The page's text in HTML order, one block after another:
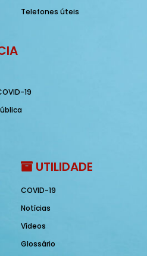
Telefones úteis
19
UTILIDADE
COVID-19
Notícias
Vídeos
Glossário